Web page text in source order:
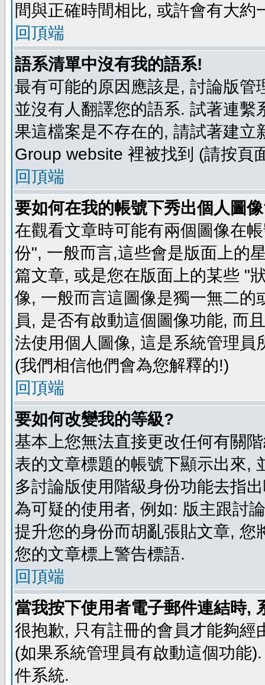
間與正確時間相比, 或許會有大約
回頂端
語系清單中沒有我的語系!
最有可能的原因應該是, 討論版
並沒有人翻譯您的語系. 試著連
果這檔案是不存在的, 請試著建
Group website 裡被找到 (請按頁
回頂端
要如何在我的帳號下秀出個人圖
在觀看文章時可能有兩個圖像在
份", 一般而言,這些會是版面上的
篇文章, 或是您在版面上的某些 "
像, 一般而言這圖像是獨一無二
員, 是否有啟動這個圖像功能, 而
法使用個人圖像, 這是系統管理
(我們相信他們會為您解釋的!)
回頂端
要如何改變我的等級?
基本上您無法直接更改任何有關
表的文章標題的帳號下顯示出來,
多討論版使用階級身份功能去指
為可疑的使用者, 例如: 版主跟討
提升您的身份而胡亂張貼文章,
您的文章標上警告標語.
回頂端
當我按下使用者電子郵件連結時,
很抱歉, 只有註冊的會員才能夠
(如果系統管理員有啟動這個功能
件系統.